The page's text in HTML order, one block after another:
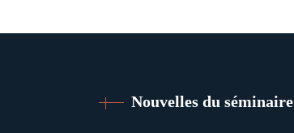
Nouvelles du séminaire